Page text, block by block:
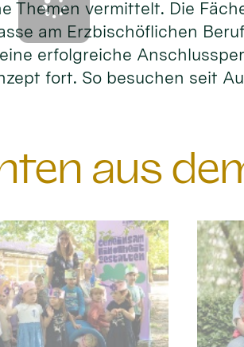
Themen vermittelt. Die
am Erzbischöflichen
erfolgreiche
fort. So besuchen seit
aus